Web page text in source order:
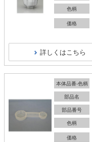
色柄
価格
詳しくはこちら
本体品番-色柄
部品名
部品番号
色柄
価格